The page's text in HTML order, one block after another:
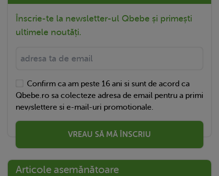
Înscrie-te la newsletter-ul Qbebe și primești
ultimele noutăți.
Confirm ca am peste 16 ani si sunt de acord ca
Qbebe.ro sa colecteze adresa de email pentru a primi
newslettere si e-mail-uri promotionale.
VREAU SĂ MĂ ÎNSCRIU
Articole asemănătoare